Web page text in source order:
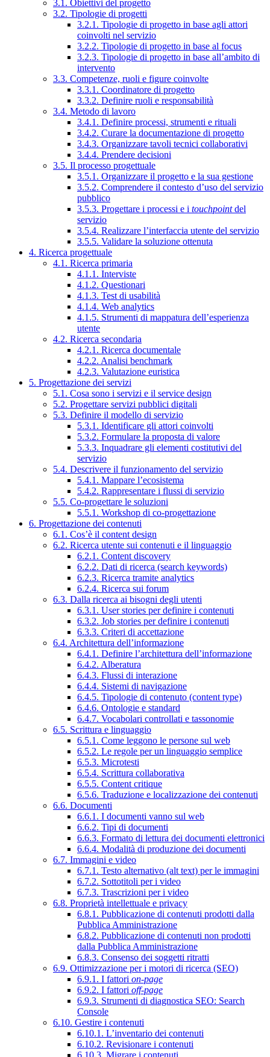
3.1. Obiettivi del progetto
3.2. Tipologie di progetti
3.2.1. Tipologie di progetto in base agli attori
coinvolti nel servizio
3.2.2. Tipologie di progetto in base al focus
3.2.3. Tipologie di progetto in base all’ambito di
intervento
3.3. Competenze, ruoli e figure coinvolte
3.3.1. Coordinatore di progetto
3.3.2. Definire ruoli e responsabilità
3.4. Metodo di lavoro
3.4.1. Definire processi, strumenti e rituali
3.4.2. Curare la documentazione di progetto
3.4.3. Organizzare tavoli tecnici collaborativi
3.4.4. Prendere decisioni
3.5. Il processo progettuale
3.5.1. Organizzare il progetto e la sua gestione
3.5.2. Comprendere il contesto d’uso del servizio
pubblico
3.5.3. Progettare i processi e i touchpointdel
servizio
3.5.4. Realizzare l’interfaccia utente del servizio
3.5.5. Validare la soluzione ottenuta
4. Ricerca progettuale
4.1. Ricerca primaria
4.1.1. Interviste
4.1.2. Questionari
4.1.3. Test di usabilità
4.1.4. Web analytics
4.1.5. Strumenti di mappatura dell’esperienza
utente
4.2. Ricerca secondaria
4.2.1. Ricerca documentale
4.2.2. Analisi benchmark
4.2.3. Valutazione euristica
5. Progettazione dei servizi
5.1. Cosa sono i servizi e il service design
5.2. Progettare servizi pubblici digitali
5.3. Definire il modello di servizio
5.3.1. Identificare gli attori coinvolti
5.3.2. Formulare la proposta di valore
5.3.3. Inquadrare gli elementi costitutivi del
servizio
5.4. Descrivere il funzionamento del servizio
5.4.1. Mappare l’ecosistema
5.4.2. Rappresentare i flussi di servizio
5.5. Co-progettare le soluzioni
5.5.1. Workshop di co-progettazione
6. Progettazione dei contenuti
6.1. Cos’è il content design
6.2. Ricerca utente sui contenuti e il linguaggio
6.2.1. Content discovery
6.2.2. Dati di ricerca (search keywords)
6.2.3. Ricerca tramite analytics
6.2.4. Ricerca sui forum
6.3. Dalla ricerca ai bisogni degli utenti
6.3.1. User stories per definire i contenuti
6.3.2. Job stories per definire i contenuti
6.3.3. Criteri di accettazione
6.4. Architettura dell’informazione
6.4.1. Definire l’architettura dell’informazione
6.4.2. Alberatura
6.4.3. Flussi di interazione
6.4.4. Sistemi di navigazione
6.4.5. Tipologie di contenuto (content type)
6.4.6. Ontologie e standard
6.4.7. Vocabolari controllati e tassonomie
6.5. Scrittura e linguaggio
6.5.1. Come leggono le persone sul web
6.5.2. Le regole per un linguaggio semplice
6.5.3. Microtesti
6.5.4. Scrittura collaborativa
6.5.5. Content critique
6.5.6. Traduzione e localizzazione dei contenuti
6.6. Documenti
6.6.1. I documenti vanno sul web
6.6.2. Tipi di documenti
6.6.3. Formato di lettura dei documenti elettronici
6.6.4. Modalità di produzione dei documenti
6.7. Immagini e video
6.7.1. Testo alternativo (alt text) per le immagini
6.7.2. Sottotitoli per i video
6.7.3. Trascrizioni per i video
6.8. Proprietà intellettuale e privacy
6.8.1. Pubblicazione di contenuti prodotti dalla
Pubblica Amministrazione
6.8.2. Pubblicazione di contenuti non prodotti
dalla Pubblica Amministrazione
6.8.3. Consenso dei soggetti ritratti
6.9. Ottimizzazione per i motori di ricerca (SEO)
6.9.1. I fattori on-page
6.9.2. I fattori off-page
6.9.3. Strumenti di diagnostica SEO: Search
Console
6.10. Gestire i contenuti
6.10.1. L’inventario dei contenuti
6.10.2. Revisionare i contenuti
6.10.3. Migrare i contenuti